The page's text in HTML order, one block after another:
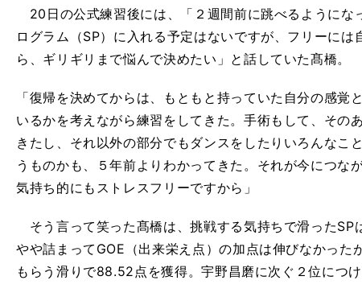
20日の公式練習後には、「２週間前に跳べるようにな
ログラム（SP）に入れる予定はないですが、フリーに
ら、ギリギリまで悩んで決めたい」と話していた髙橋。
「復帰を決めてからは、もともと持っていた自分の感覚
いるかを考えながら練習をしてきた。手術もして、その
きたし、それ以外の部分でもダンスをしたりいろんなこ
うものかも、５年前よりわかってきた。それが今につな
気持ち的にもストレスフリーですから」
そう言って笑った髙橋は、挑戦する気持ちで滑ったSP
やや詰まってGOE（出来栄え点）の加点は伸びなかった
もらう滑りで88.52点を獲得。宇野昌磨に次ぐ２位につけ